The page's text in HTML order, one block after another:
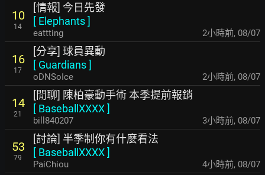
10
14
[情報] 今日先發
[ Elephants]
eattting 2小時前, 08/07
16
17
[分享] 球員異動
[ Guardians]
oDNSoIce 2小時前, 08/07
14
21
[閒聊] 陳柏豪動手術 本季提前報銷
[ BaseballXXXX]
bill840207 3小時前, 08/07
53
79
[討論] 半季制你有什麼看法
[ BaseballXXXX]
PaiChiou 4小時前, 08/07